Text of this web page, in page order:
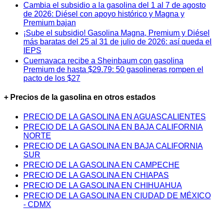
Cambia el subsidio a la gasolina del 1 al 7 de agosto
de 2026: Diésel con apoyo histórico y Magna y
Premium bajan
¡Sube el subsidio! Gasolina Magna, Premium y Diésel
más baratas del 25 al 31 de julio de 2026: así queda el
IEPS
Cuernavaca recibe a Sheinbaum con gasolina
Premium de hasta $29.79: 50 gasolineras rompen el
pacto de los $27
+ Precios de la gasolina en otros estados
PRECIO DE LA GASOLINA EN AGUASCALIENTES
PRECIO DE LA GASOLINA EN BAJA CALIFORNIA
NORTE
PRECIO DE LA GASOLINA EN BAJA CALIFORNIA
SUR
PRECIO DE LA GASOLINA EN CAMPECHE
PRECIO DE LA GASOLINA EN CHIAPAS
PRECIO DE LA GASOLINA EN CHIHUAHUA
PRECIO DE LA GASOLINA EN CIUDAD DE MÉXICO
- CDMX